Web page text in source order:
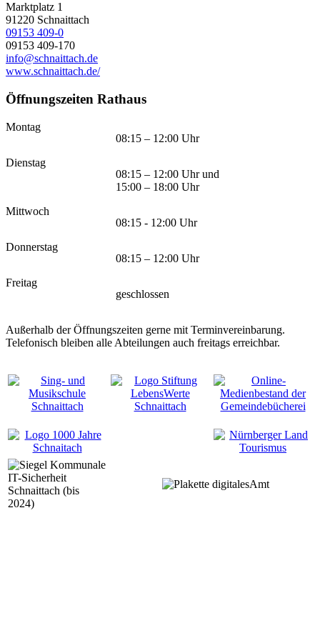
Marktplatz 1
91220 Schnaittach
09153 409-0
09153 409-170
info@schnaittach.de
www.schnaittach.de/
Öffnungszeiten Rathaus
Montag
08:15 – 12:00 Uhr
Dienstag
08:15 – 12:00 Uhr und
15:00 – 18:00 Uhr
Mittwoch
08:15 - 12:00 Uhr
Donnerstag
08:15 – 12:00 Uhr
Freitag
geschlossen
Außerhalb der Öffnungszeiten gerne mit Terminvereinbarung.
Telefonisch bleiben alle Abteilungen auch freitags erreichbar.